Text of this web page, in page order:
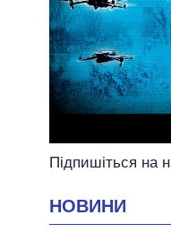
Підпишіться на
НОВИНИ